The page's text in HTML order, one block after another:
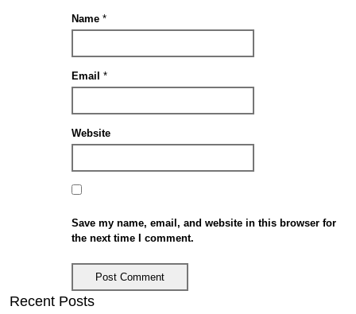
Name*
Email*
Website
Save my name, email, and website in this browser for
the next time I comment.
Recent Posts